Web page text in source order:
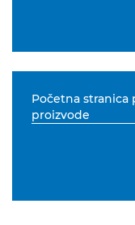
Početna stranica
proizvode